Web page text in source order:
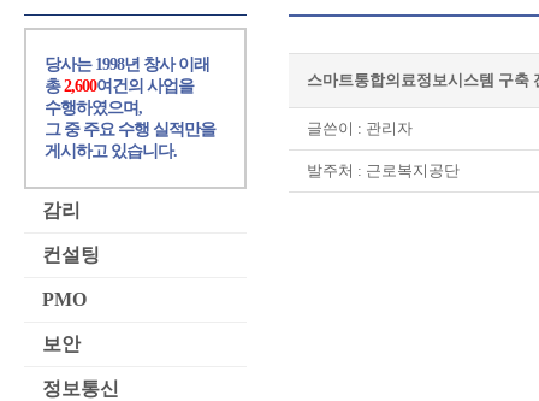
스마트통합의료정보시스템 구축
글쓴이 : 관리자
발주처 : 근로복지공단
당사는 1998년 창사 이래
총2,600여건의 사업을
수행하였으며,
그 중 주요 수행 실적만을
게시하고 있습니다.
감리
컨설팅
PMO
보안
정보통신